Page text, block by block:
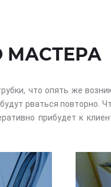
МАСТЕРА
что опять же
рваться повторно.
прибудет к